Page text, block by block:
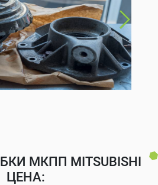
МКПП MITSUBISHI
ЦЕНА: